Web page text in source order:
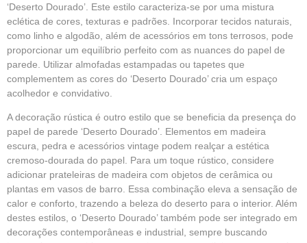
‘Deserto Dourado’. Este estilo caracteriza-se por uma mistura
eclética de cores, texturas e padrões. Incorporar tecidos naturais,
como linho e algodão, além de acessórios em tons terrosos, pode
proporcionar um equilíbrio perfeito com as nuances do papel de
parede. Utilizar almofadas estampadas ou tapetes que
complementem as cores do ‘Deserto Dourado’ cria um espaço
acolhedor e convidativo.
A decoração rústica é outro estilo que se beneficia da presença do
papel de parede ‘Deserto Dourado’. Elementos em madeira
escura, pedra e acessórios vintage podem realçar a estética
cremoso-dourada do papel. Para um toque rústico, considere
adicionar prateleiras de madeira com objetos de cerâmica ou
plantas em vasos de barro. Essa combinação eleva a sensação de
calor e conforto, trazendo a beleza do deserto para o interior. Além
destes estilos, o ‘Deserto Dourado’ também pode ser integrado em
decorações contemporâneas e industrial, sempre buscando